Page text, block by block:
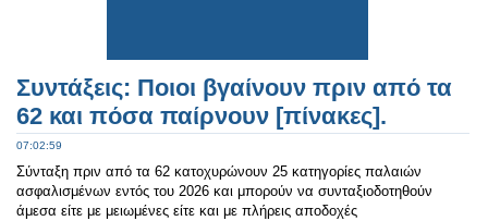
Συντάξεις: Ποιοι βγαίνουν πριν από τα
62 και πόσα παίρνουν [πίνακες].
07:02:59
Σύνταξη πριν από τα 62 κατοχυρώνουν 25 κατηγορίες παλαιών
ασφαλισμένων εντός του 2026 και μπορούν να συνταξιοδοτηθούν
άμεσα είτε με μειωμένες είτε και με πλήρεις αποδοχές